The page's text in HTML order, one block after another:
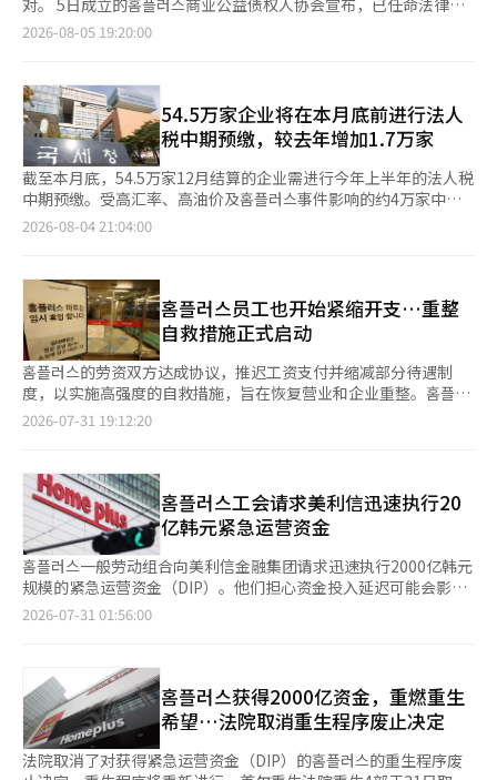
的地下1层则一片寂静，灯光熄灭。홈플러스将双层店面缩减为约
1000平米的单层店，重组为以食品、自有品牌和日用品为中心。
该模式中超过80%的销售商品为自有品牌。为了恢复营业，商品的
入库也在加速。홈플러스相关人士表示，从3日开始，先后有10个
托盘、20个托盘和10个托盘的商品入库，6日至8日每天还将增加
40个托盘的入库。全国67家门店中，每家门店至少有52名、最多
70名员工到岗进行商品陈列和设施检查。由于休业期间负责停车和
购物车管理的间接雇佣人员大部分撤离，现有员工在没有部门划分
的情况下分担相关工作。不过，要实现正常营业，恢复新鲜食品的
供应链将是关键。홈플러스一般劳动组合在当天发表声明，强
恢复成败的决定性关键”。此外，홈플러스计划于7日至12日间在
门店开放的同时进行商品陈列和设施检查，随后从13日开始进行折
扣活动并正式营业。在线配送将在13日前后首先在20家门店恢
复，随后逐步扩大到最多59家门店。※ 本报道经人工智能（AI）
系统翻译与编辑。
对。 5日成立的홈플러스商业公益债权人协会宣布，已任命法律事
务所LKB平山为代理人，计划向法院、政府和国会要求制定对策。
韩元。 公益债权是优于一般重整债权的债权，需优先偿还，通常
包括为债务人正常营业而供应的货物款项等。 协会表示：“홈플러
스应该已经通过销售商品收回了货款，而这些钱理应支付给供应
商。”并补充道：“我们将向法院提交意见书和申诉书，并与管理
人进行谈判，全面应对公益债权的合理偿还。” 홈플러스自去年3
月启动重整程序以来，经历了约1年4个月的法定管理，直到上个月
3日法院决定终止重整程序。 法院认为，홈플러스未能筹集到执行
重整计划所需的最低资金2000亿韩元。随后，梅里茨金融集团批
并立即提出上诉。对此，法院于上个月21日撤销了终止重整程序的
决定，并将重整程序延长至9月4日。※ 本报道经人工智能（AI）
系统翻译与编辑。
2026-08-05 19:20:00
54.5万家企业将在本月底前进行法人
税中期预缴，较去年增加1.7万家
截至本月底，54.5万家12月结算的企业需进行今年上半年的法人税
中期预缴。受高汇率、高油价及홈플러스事件影响的约4万家中小
企业的缴纳期限将延长两个月。 国税厅于4日表示，12月结算的法
是为了分散企业的税负，并稳定财政收入，提前缴纳年度法人税的
一部分。缴纳金额可根据前一财年的法人税的50%或根据今年上半
年的经营业绩进行初步计算。 然而，公正交易委员会指定的公示
对象企业集团下的2600多家企业只能通过初步计算上半年的业绩
进行申报和缴纳。公示对象企业集团下的中小企业可以选择这两种
方式中的一种。 根据前一财年计算的中期预缴金额不足50万的中
小企业无需进行申报和缴纳。今年新设立的法人、仅有利息收入的
非营利法人、因休业等原因上半年没有收入的法人也不在此范围
31日后分期缴纳2个月，普通企业可分期缴纳1个月。 若缴纳金额
在1000万至2000万之间，需先缴纳1000万，然后再分期缴纳剩余
部分。若超过2000万，则可分期缴纳50%的缴纳金额。 国税厅决
定将受高汇率、高油价及홈플러스事件影响的4万474家中小企业的
缴纳期限从本月31日延长至11月2日。相关税额总计为9092亿韩
元。 受高汇率影响的支持对象包括对进口原材料依赖度高的制造
业、批发零售业和餐饮业中，去年下半年与今年上半年增值率下降
40%以上的中小企业，共计39695家，相关税额为8980亿韩元。
中小企业有691家，相关税额为80亿韩元。 与홈플러스相关的受害
企业为去年整体销售中홈플러스销售占比超过30%的116家中小企
业，缴纳的税额为38亿韩元。 即使不在强制延长范围内，经营困
难的中小企业如申请缴纳期限延长，国税厅也会审查支持的可能
性。申请可通过홈택스或向主管税务所邮寄提交。※ 本报道经人工
智能（AI）系统翻译与编辑。
2026-08-04 21:04:00
홈플러스员工也开始紧缩开支…重整
自救措施正式启动
홈플러스的劳资双方达成协议，推迟工资支付并缩减部分待遇制
度，以实施高强度的自救措施，旨在恢复营业和企业重整。홈플러
스于31日表示，公司内的两大工会——마트노조홈플러스지부和民主
前，劳资双方于27日举行了与管理层的座谈会，决定临时调整部分
员工待遇制度的支付时间和方式，以缓解公司的流动性压力并筹集
营业恢复资金。首先，原定于9月支付的定期奖金将分6个月均匀支
付。工资也将推迟至明年3月支付，每两个月支付一次。因此，7月
的工资将在9月发放。对于关闭门店员工在离职时支付的最高12个
月基本工资的就业稳定补助金，将不再支付。对于转岗至其他门店
的员工，支付的资产流动门店慰问金也将分6个月支付。홈플러스
计划在2000亿韩元的紧急运营资金（DIP）到位后，优先用于商品
러스相关人士表示：“尽管公司面临非常困难的局面，但两大工会
和员工们做出了艰难的决定以实现正常化。”并表示：“我们将全
力以赴，确保员工的让步和合作不会白费，专注于营业恢复和企业
价值的提升。”
2026-07-31 19:12:20
홈플러스工会请求美利信迅速执行20
亿韩元紧急运营资金
홈플러스一般劳动组合向美利信金融集团请求迅速执行2000亿韩元
规模的紧急运营资金（DIP）。他们担心资金投入延迟可能会影响
商品供应和营业恢复的时间表。工会在30日发布声明称：“目前홈
大债权人美利信金融集团于16日确认在金炳周MBK合伙人会长全
额担保的条件下，提供2000亿韩元规模的紧急运营资金支持。工
会认为，资金投入的时机将决定홈플러스复兴的“黄金时间”。工
会强调：“如果2000亿韩元迅速支持到位，商品款项支付和新鲜
食品供应将顺利进行，商店的现金创造能力将恢复。”并补充说，
2026-07-31 01:56:00
홈플러스获得2000亿资金，重燃重生
希望…法院取消重生程序废止决定
法院取消了对获得紧急运营资金（DIP）的홈플러스的重生程序废